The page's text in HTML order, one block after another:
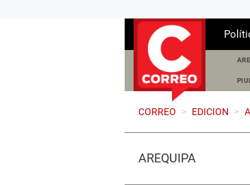
CORREO > EDICION >
AREQUIPA